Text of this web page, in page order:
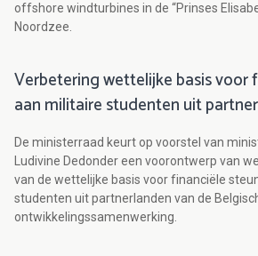
offshore windturbines in de “Prinses
Noordzee.
Verbetering wettelijke basis voor
aan militaire studenten uit
De ministerraad keurt op voorstel van
Ludivine Dedonder een voorontwerp van
van de wettelijke basis voor financiële
studenten uit partnerlanden van de
ontwikkelingssamenwerking.